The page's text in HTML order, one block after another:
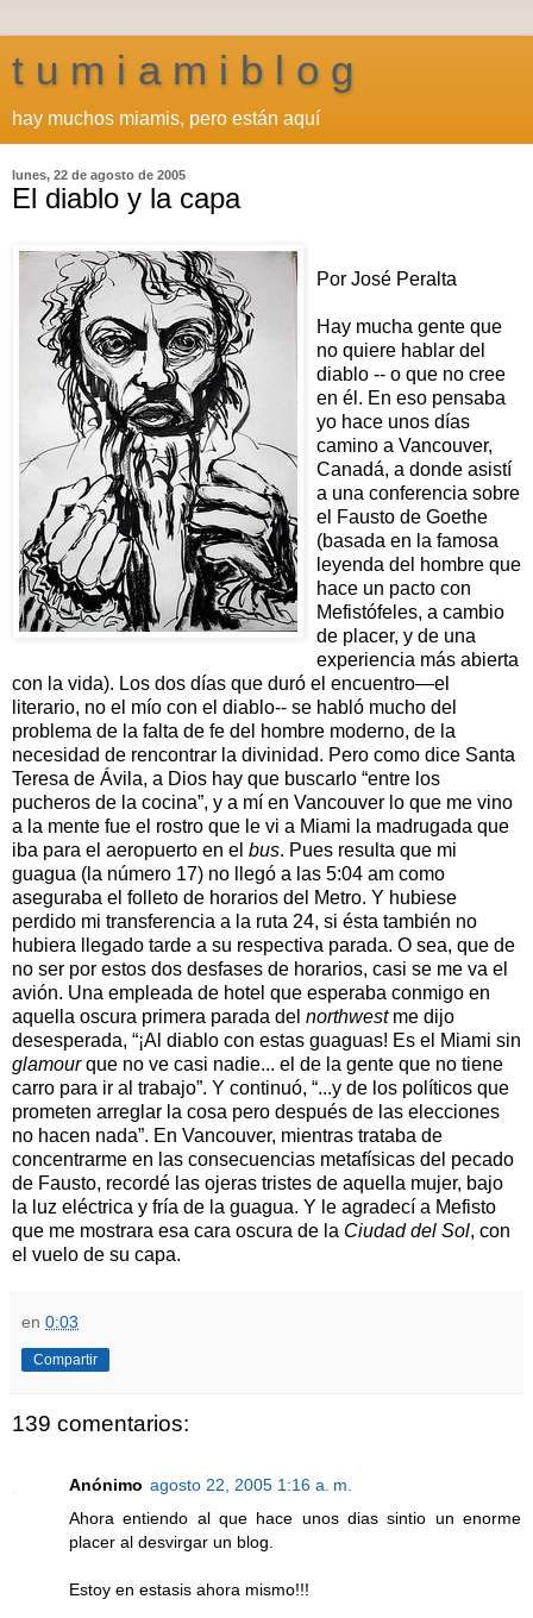
t u m i a m i b l o g
hay muchos miamis, pero están aquí
lunes, 22 de agosto de 2005
El diablo y la capa
Por José Peralta
Hay mucha gente que
no quiere hablar del
diablo -- o que no cree
en él. En eso pensaba
yo hace unos días
camino a Vancouver,
Canadá, a donde asistí
a una conferencia sobre
el Fausto de Goethe
(basada en la famosa
leyenda del hombre que
hace un pacto con
Mefistófeles, a cambio
de placer, y de una
experiencia más abierta
con la vida). Los dos días que duró el encuentro—el
literario, no el mío con el diablo-- se habló mucho del
problema de la falta de fe del hombre moderno, de la
necesidad de rencontrar la divinidad. Pero como dice Santa
Teresa de Ávila, a Dios hay que buscarlo “entre los
pucheros de la cocina”, y a mí en Vancouver lo que me vino
a la mente fue el rostro que le vi a Miami la madrugada que
iba para el aeropuerto en el bus. Pues resulta que mi
guagua (la número 17) no llegó a las 5:04 am como
aseguraba el folleto de horarios del Metro. Y hubiese
perdido mi transferencia a la ruta 24, si ésta también no
hubiera llegado tarde a su respectiva parada. O sea, que de
no ser por estos dos desfases de horarios, casi se me va el
avión. Una empleada de hotel que esperaba conmigo en
aquella oscura primera parada del northwestme dijo
desesperada, “¡Al diablo con estas guaguas! Es el Miami sin
glamourque no ve casi nadie... el de la gente que no tiene
carro para ir al trabajo”. Y continuó, “...y de los políticos que
prometen arreglar la cosa pero después de las elecciones
no hacen nada”. En Vancouver, mientras trataba de
concentrarme en las consecuencias metafísicas del pecado
de Fausto, recordé las ojeras tristes de aquella mujer, bajo
la luz eléctrica y fría de la guagua. Y le agradecí a Mefisto
que me mostrara esa cara oscura de la Ciudad del Sol, con
el vuelo de su capa.
en 0:03
Compartir
139 comentarios:
Anónimo agosto 22, 2005 1:16 a. m.
Ahora entiendo al que hace unos dias sintio un enorme
placer al desvirgar un blog.
Estoy en estasis ahora mismo!!!